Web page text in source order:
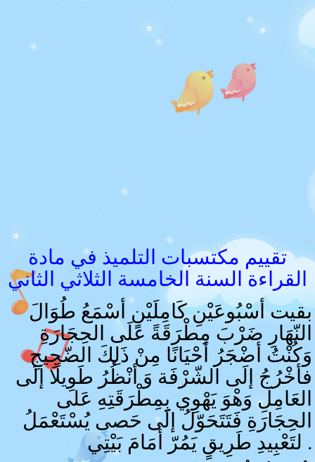
تقييم مكتسبات التلميذ في مادة
القراءة السنة الخامسة الثلاثي الثاني
بقيت أسْبُوعَيْنِ كَامِلَيْنِ أسْمَعُ طُوَالَ
النّهَارِ ضَرْبَ مِطْرَقَةً عَلَى الحِجَارَةِ
وَكُنْتُ أضْجَرُ أحْيَانًا مِنْ ذَلِكَ الضّجِيجِ
فأخْرُجُ إلَى الشّرْفَة وَ أنْظُرُ طَوِيلًا إلَى
العَامِلِ وَهْوَ يَهْوِي بِمِطْرَقَتِهِ عَلى
الحِجَارَةِ فَتَتَحَوّلُ إلَى حَصى يُسْتَعْمَلُ
لتَعْبِيدِ طَرِيقٍ يَمُرّ أمَامَ بَيْتِي .